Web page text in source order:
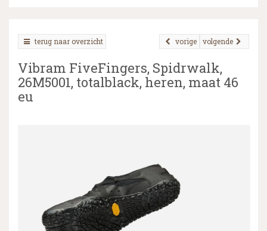
▼
terug naar overzicht volgende
vorige
Vibram FiveFingers, Spidrwalk,
26M5001, totalblack, heren, maat 46
eu